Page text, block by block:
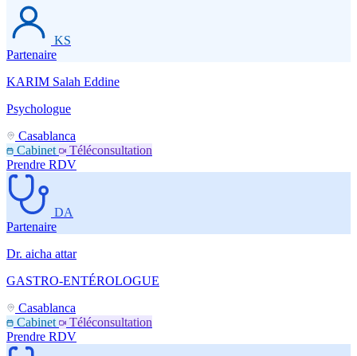
KS
Partenaire
KARIM Salah Eddine
Psychologue
Casablanca
Cabinet
Téléconsultation
Prendre RDV
DA
Partenaire
Dr. aicha attar
GASTRO-ENTÉROLOGUE
Casablanca
Cabinet
Téléconsultation
Prendre RDV